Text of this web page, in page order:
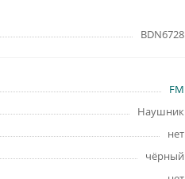
BDN6728
FM
Наушник
нет
чёрный